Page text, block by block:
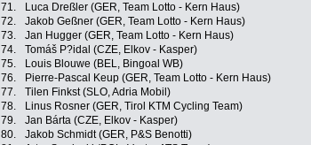
71.
Luca Dreßler (GER, Team Lotto - Kern Haus)
72.
Jakob Geßner (GER, Team Lotto - Kern Haus)
73.
Jan Hugger (GER, Team Lotto - Kern Haus)
74.
Tomáš P?idal (CZE, Elkov - Kasper)
75.
Louis Blouwe (BEL, Bingoal WB)
76.
Pierre-Pascal Keup (GER, Team Lotto - Kern Haus)
77.
Tilen Finkst (SLO, Adria Mobil)
78.
Linus Rosner (GER, Tirol KTM Cycling Team)
79.
Jan Bárta (CZE, Elkov - Kasper)
80.
Jakob Schmidt (GER, P&S Benotti)